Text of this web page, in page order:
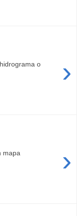
›
o
›
mapa